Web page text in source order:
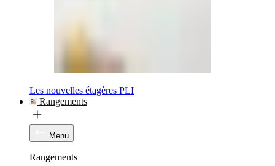
Les nouvelles étagères PLI
Rangements
Menu
Rangements